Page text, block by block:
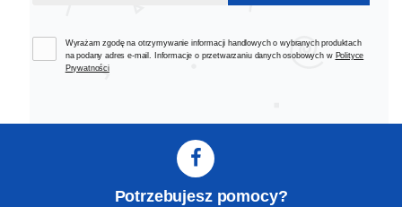
Wyrażam zgodę na otrzymywanie informacji handlowych o wybranych produktach
na podany adres e-mail. Informacje o przetwarzaniu danych osobowych w Polityce
Prywatności
Potrzebujesz pomocy?